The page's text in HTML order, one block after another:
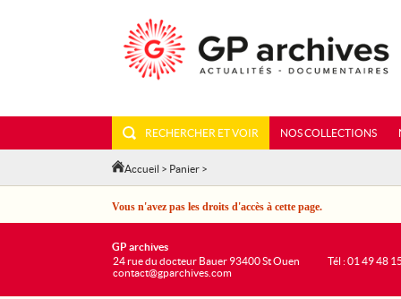
RECHERCHER ET VOIR NOS COLLECTIONS
Accueil > Panier >
Vous n'avez pas les droits d'accès à cette page.
GP archives
24 rue du docteur Bauer 93400 St Ouen
contact@gparchives.com
Tél : 01 49 48